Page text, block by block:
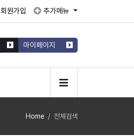
회원가입 추가메뉴
마이페이지
Home 전체검색